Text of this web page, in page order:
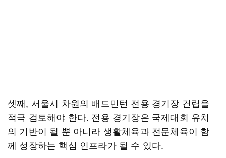
셋째, 서울시 차원의 배드민턴 전용 경기장 건립을
적극 검토해야 한다. 전용 경기장은 국제대회 유치
의 기반이 될 뿐 아니라 생활체육과 전문체육이 함
께 성장하는 핵심 인프라가 될 수 있다.